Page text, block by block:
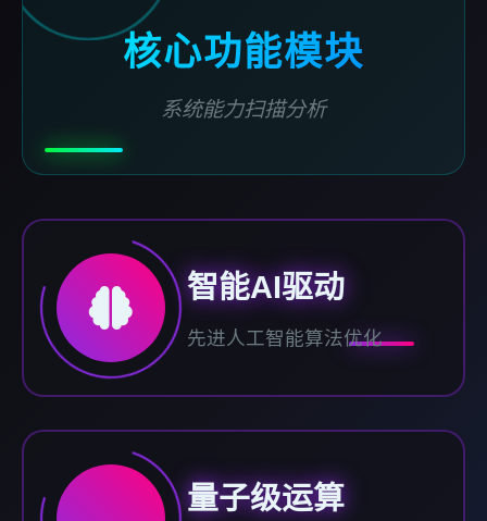
核心功能模块
系统能力扫描分析
智能AI驱动
先进人工智能算法优化
量子级运算